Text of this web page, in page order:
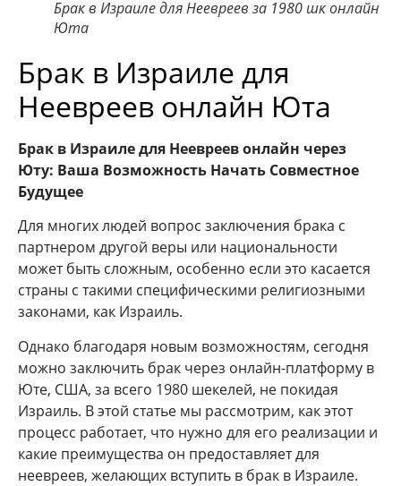
Брак в Израиле для Неевреев за 1980 шк онлайн
Юта
Брак в Израиле для
Неевреев онлайн Юта
Брак в Израиле для Неевреев онлайн через
Юту: Ваша Возможность Начать Совместное
Будущее
Для многих людей вопрос заключения брака с
партнером другой веры или национальности
может быть сложным, особенно если это касается
страны с такими специфическими религиозными
законами, как Израиль.
Однако благодаря новым возможностям, сегодня
можно заключить брак через онлайн-платформу в
Юте, США, за всего 1980 шекелей, не покидая
Израиль. В этой статье мы рассмотрим, как этот
процесс работает, что нужно для его реализации и
какие преимущества он предоставляет для
неевреев, желающих вступить в брак в Израиле.